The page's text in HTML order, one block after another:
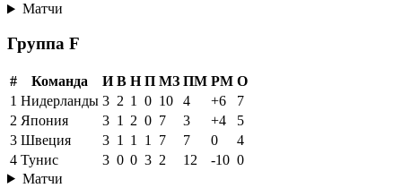
Матчи
Группа F
# Команда И В Н П МЗ ПМ РМ О
1 Нидерланды 3 2 1 0 10 4 +6
7
2 Япония 3 1 2 0 7 3 +4
5
3 Швеция 3 1 1 1 7 7 0
4
4 Тунис 3 0 0 3 2 12 -10 0
Матчи